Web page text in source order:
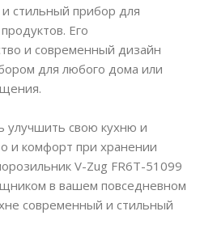
стильный прибор для
Его
и современный дизайн
для любого дома или
улучшить свою кухню и
и комфорт при хранении
V-Zug FR6T-51099
в вашем повседневном
современный и стильный